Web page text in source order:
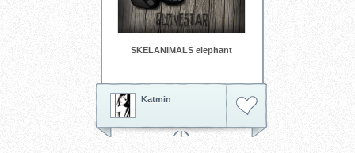
SKELANIMALS elephant
Katmin